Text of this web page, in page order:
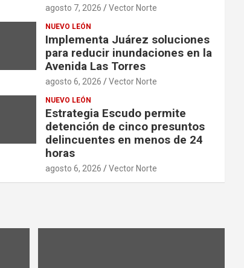
agosto 7, 2026 Vector Norte
NUEVO LEÓN
Implementa Juárez soluciones
para reducir inundaciones en la
Avenida Las Torres
agosto 6, 2026 Vector Norte
NUEVO LEÓN
Estrategia Escudo permite
detención de cinco presuntos
delincuentes en menos de 24
horas
agosto 6, 2026 Vector Norte